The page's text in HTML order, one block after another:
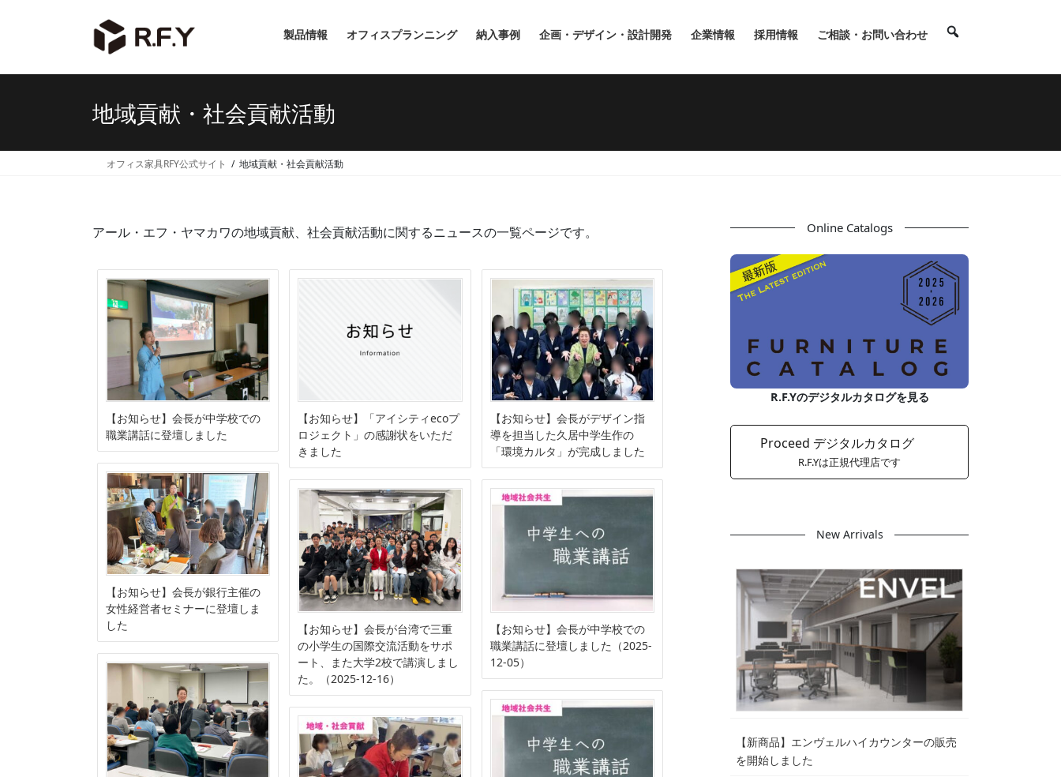
製品情報 オフィスプランニング 納入事例 企画・デザイン・設計開発 企業情報 採用情報 ご相談・お問い合わせ
地域貢献・社会貢献活動
オフィス家具RFY公式サイト 地域貢献・社会貢献活動
アール・エフ・ヤマカワの地域貢献、社会貢献活動に関するニュースの一覧ページです。
【お知らせ】会長が中学校での
職業講話に登壇しました
【お知らせ】「アイシティecoプ
ロジェクト」の感謝状をいただ
きました
【お知らせ】会長がデザイン指
導を担当した久居中学生作の
「環境カルタ」が完成しました
【お知らせ】会長が銀行主催の
女性経営者セミナーに登壇しま
した
【お知らせ】会長が台湾で三重
の小学生の国際交流活動をサポ
ート、また大学2校で講演しまし
た。（2025-12-16）
【お知らせ】会長が中学校での
職業講話に登壇しました（2025-
12-05）
Online Catalogs
R.F.Yのデジタルカタログを見る
Proceed デジタルカタログ
R.F.Yは正規代理店です
New Arrivals
【新商品】エンヴェルハイカウンターの販売
を開始しました